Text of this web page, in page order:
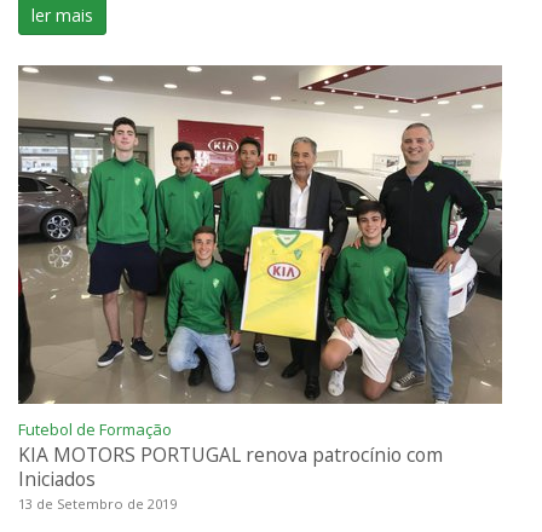
ler mais
Futebol de Formação
KIA MOTORS PORTUGAL renova patrocínio com
Iniciados
13 de Setembro de 2019